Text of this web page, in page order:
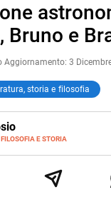
Bruno e
Aggiornamento: 3
storia e filosofia
E STORIA
di storia della
È dottorando